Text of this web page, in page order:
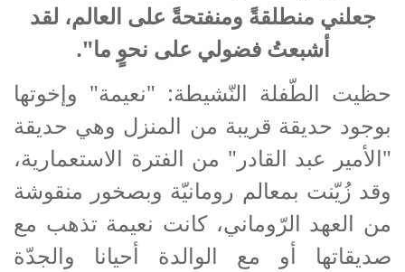
جعلني منطلقةً ومنفتحةً على العالم، لقد
أشبعتُ فضولي على نحوٍ ما".
حظيت الطّفلة النّشيطة: "نعيمة" وإخوتها
بوجود حديقة قريبة من المنزل وهي حديقة
"الأمير عبد القادر" من الفترة الاستعمارية،
وقد زُيّنت بمعالم رومانيّة وبصخور منقوشة
من العهد الرّوماني، كانت نعيمة تذهب مع
صديقاتها أو مع الوالدة أحيانا والجدّة